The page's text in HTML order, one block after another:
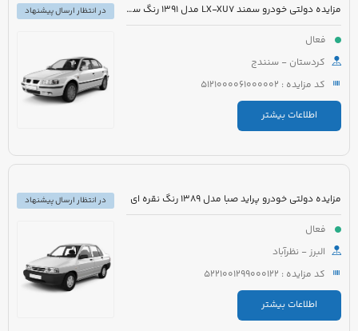
مزایده دولتی خودرو سمند LX-XU7 مدل 1391 رنگ سفید
فعال
کردستان - سنندج
کد مزایده : 5121000061000002
اطلاعات بیشتر
در انتظار ارسال پیشنهاد
مزایده دولتی خودرو پراید صبا مدل 1389 رنگ نقره ای
فعال
البرز - نظرآباد
کد مزایده : 5221001299000122
اطلاعات بیشتر
در انتظار ارسال پیشنهاد